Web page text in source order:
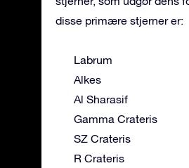
disse primære stjerner er:
Labrum
Alkes
Al Sharasif
Gamma Crateris
SZ Crateris
R Crateris